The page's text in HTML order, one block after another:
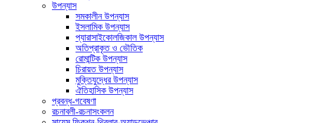
উপন্যাস
সমকালীন উপন্যাস
ইসলামিক উপন্যাস
প্যারাসাইকোলজিকাল উপন্যাস
অতিপ্রাকৃত ও ভৌতিক
রোমান্টিক উপন্যাস
চিরায়ত উপন্যাস
মুক্তিযুদ্ধের উপন্যাস
ঐতিহাসিক উপন্যাস
প্রবন্ধ-গবেষণা
রচনাবলী-রচনাসংকলন